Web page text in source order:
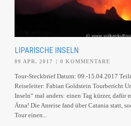
LIPARISCHE INSELN
09 APR. 2017 0 KOMMENTARE
Tour-Steckbrief Datum: 09.-15.04.2017
Reiseleiter: Fabian Goldstein Tourbericht
Inseln“ mal anders: einen Tag kürzer, dafür
Ätna! Die Anreise fand über Catania statt,
Tour einen...